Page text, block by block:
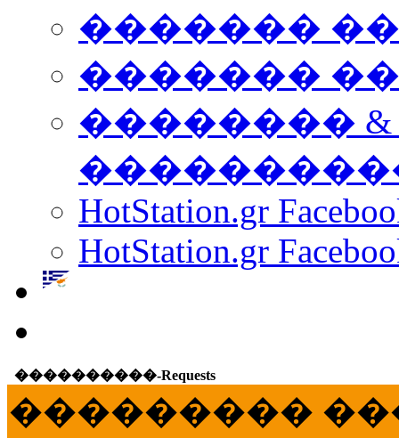
�������
������� ���
��������
HotStation.gr
HotStation.gr
����������-Requests
���������